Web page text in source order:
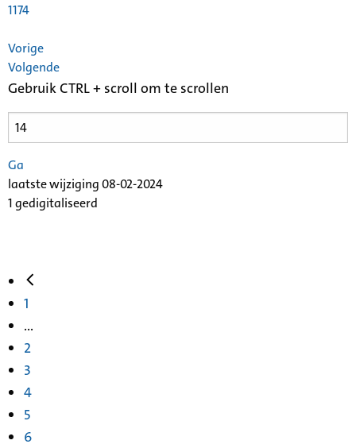
1174
Vorige
Volgende
Gebruik CTRL + scroll om te scrollen
Ga
laatste wijziging 08-02-2024
1 gedigitaliseerd
1
...
2
3
4
5
6